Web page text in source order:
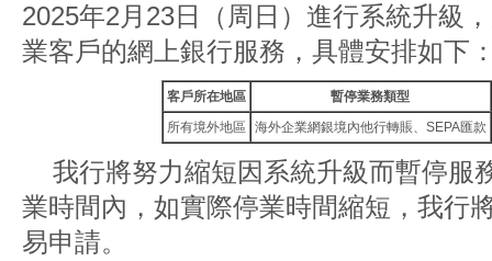
2025年2月23日（周日）進行系統升級
業客戶的網上銀行服務，具體安排如下
客戶所在地區
暫停業務類型
所有境外地區
海外企業網銀境內他行轉賬、SEPA匯款
我行將努力縮短因系統升級而暫停服
業時間內，如實際停業時間縮短，我行
易申請。